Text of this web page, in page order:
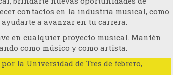
contactos en la industria musical, como
a avanzar en tu carrera.
en cualquier proyecto musical. Mantén
como músico y como artista.
la Universidad de Tres de febrero,